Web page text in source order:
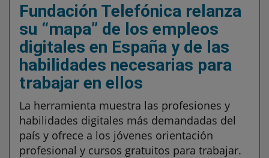
Fundación Telefónica relanza
su “mapa” de los empleos
digitales en España y de las
habilidades necesarias para
trabajar en ellos
La herramienta muestra las profesiones y
habilidades digitales más demandadas del
país y ofrece a los jóvenes orientación
profesional y cursos gratuitos para trabajar.